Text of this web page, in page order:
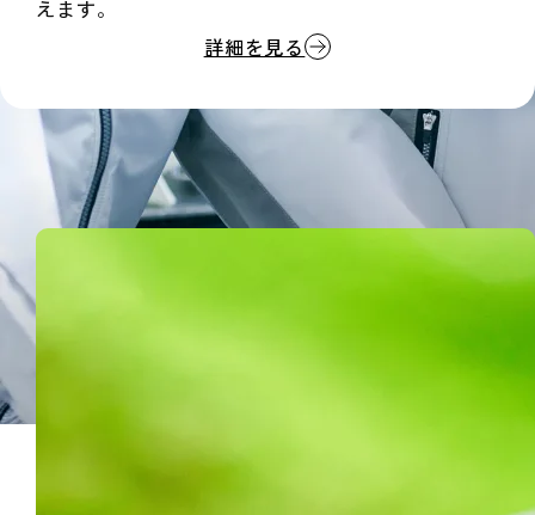
えます。
詳細を見る